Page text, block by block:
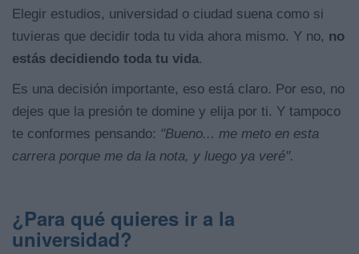
Elegir estudios, universidad o ciudad suena como si
tuvieras que decidir toda tu vida ahora mismo. Y no, no
estás decidiendo toda tu vida.
Es una decisión importante, eso está claro. Por eso, no
dejes que la presión te domine y elija por ti. Y tampoco
te conformes pensando: "Bueno... me meto en esta
carrera porque me da la nota, y luego ya veré".
¿Para qué quieres ir a la
universidad?